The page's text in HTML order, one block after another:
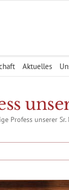
Aktuelles
Profess unserer